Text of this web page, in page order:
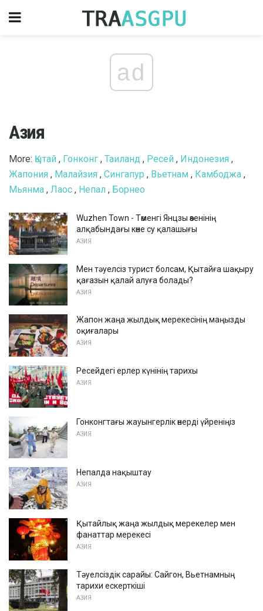
ad
Азия
More: Қытай , Гонконг , Таиланд , Ресей , Индонезия ,
Жапония , Малайзия , Сингапур , Вьетнам , Камбоджа ,
Мьянма , Лаос , Непал , Борнео
Wuzhen Town - Төменгі Янцзы өзенінің
алқабындағы көне су қалашығы
АЗИЯ
Мен тәуелсіз турист болсам, Қытайға шақыру
қағазын қалай алуға болады?
АЗИЯ
Жапон жаңа жылдық мерекесінің маңызды
оқиғалары
АЗИЯ
Ресейдегі ерлер күнінің тарихы
АЗИЯ
Гонконгтағы жауынгерлік өнерді үйреніңіз
АЗИЯ
Непалда нақыштау
АЗИЯ
Қытайлық жаңа жылдық мерекелер мен
фанаттар мерекесі
АЗИЯ
Тәуелсіздік сарайы: Сайгон, Вьетнамның
тарихи ескерткіші
АЗИЯ